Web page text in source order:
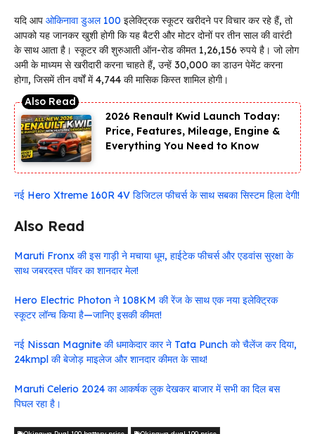
यदि आप ओकिनावा डुअल 100 इलेक्ट्रिक स्कूटर खरीदने पर विचार कर रहे हैं, तो
आपको यह जानकर खुशी होगी कि यह बैटरी और मोटर दोनों पर तीन साल की वारंटी
के साथ आता है। स्कूटर की शुरुआती ऑन-रोड कीमत 1,26,156 रुपये है। जो लोग
अमी के माध्यम से खरीदारी करना चाहते हैं, उन्हें ₹30,000 का डाउन पेमेंट करना
होगा, जिसमें तीन वर्षों में ₹4,744 की मासिक किस्त शामिल होगी।
2026 Renault Kwid Launch Today:
Price, Features, Mileage, Engine &
Everything You Need to Know
नई Hero Xtreme 160R 4V डिजिटल फीचर्स के साथ सबका सिस्टम हिला देगी!
Also Read
Maruti Fronx की इस गाड़ी ने मचाया धूम, हाईटेक फीचर्स और एडवांस सुरक्षा के
साथ जबरदस्त पॉवर का शानदार मेल!
Hero Electric Photon ने 108KM की रेंज के साथ एक नया इलेक्ट्रिक
स्कूटर लॉन्च किया है—जानिए इसकी कीमत!
नई Nissan Magnite की धमाकेदार कार ने Tata Punch को चैलेंज कर दिया,
24kmpl की बेजोड़ माइलेज और शानदार कीमत के साथ!
Maruti Celerio 2024 का आकर्षक लुक देखकर बाजार में सभी का दिल बस
पिघल रहा है।